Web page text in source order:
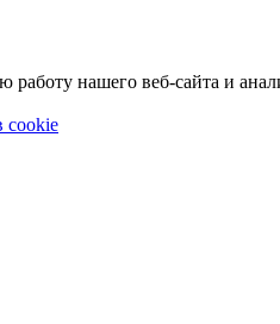
нашего веб-сайта и
cookie